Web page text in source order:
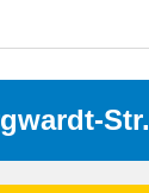
Str.